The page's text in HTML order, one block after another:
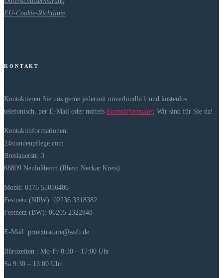
EU-Cookie-Richtlinie
K O N T A K T
Kontaktieren Sie uns gerne jederzeit unverbindlich und kostenlos
telefonisch, per E-Mail oder mittels Kontaktformular. Wir sind für Sie da!
Kontaktinformationen:
24stundenpflege.com
Breslauerstr. 3
68809 Neulußheim (Rhein Neckar Kreis)
Mobil: 0176 55016406
Festnetz (NRW): 02236 3318382
Festnetz (BW): 06205 2322848
E-Mail: proextracare@web.de
Bürozeiten : Mo-Fr 8:30 – 17:00 Uhr
Sa 9:30 – 13:00 Uhr